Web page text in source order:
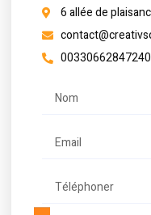
6 allée de
00330662847240